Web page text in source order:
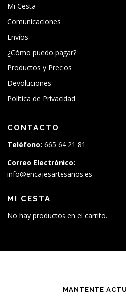
Mi Cesta
Comunicaciones
Envíos
¿Cómo puedo pagar?
Productos y Precios
Devoluciones
Política de Privacidad
CONTACTO
Teléfono: 665 64 21 81
Correo Electrónico:
info@encajesartesanos.es
MI CESTA
No hay productos en el carrito.
MANTENTE